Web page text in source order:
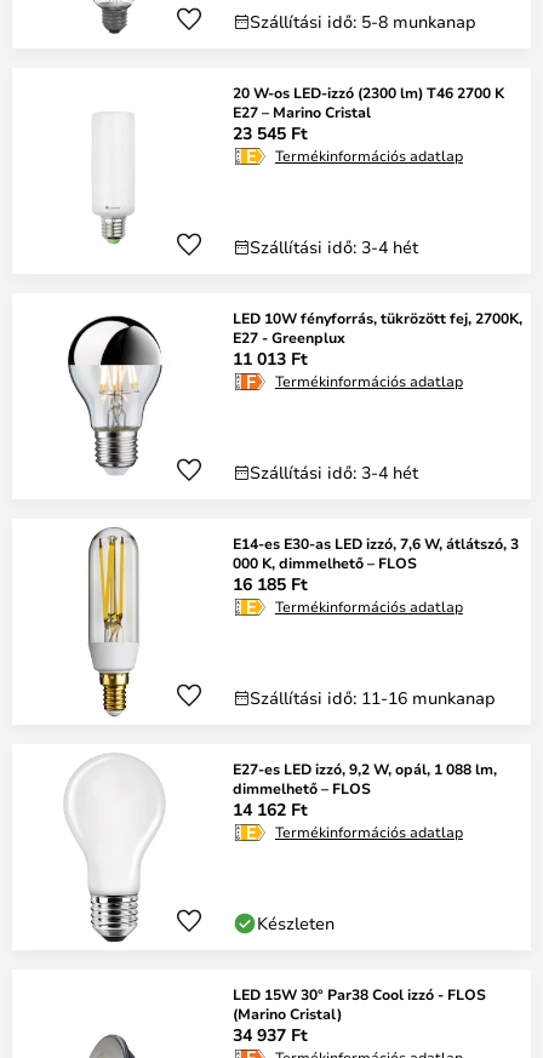
Szállítási idő: 5-8 munkanap
20 W-os LED-izzó (2300 lm) T46 2700 K
E27 – Marino Cristal
23 545 Ft
Termékinformációs adatlap
Szállítási idő: 3-4 hét
LED 10W fényforrás, tükrözött fej, 2700K,
E27 - Greenplux
11 013 Ft
Termékinformációs adatlap
Szállítási idő: 3-4 hét
E14-es E30-as LED izzó, 7,6 W, átlátszó, 3
000 K, dimmelhető – FLOS
16 185 Ft
Termékinformációs adatlap
Szállítási idő: 11-16 munkanap
E27-es LED izzó, 9,2 W, opál, 1 088 lm,
dimmelhető – FLOS
14 162 Ft
Termékinformációs adatlap
Készleten
LED 15W 30° Par38 Cool izzó - FLOS
(Marino Cristal)
34 937 Ft